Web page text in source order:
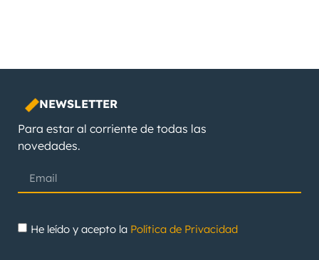
NEWSLETTER
Para estar al corriente de todas las
novedades.
He leído y acepto la Política de Privacidad